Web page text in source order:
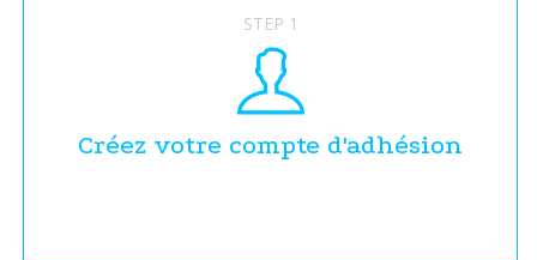
STEP 1
Créez votre compte d'adhésion